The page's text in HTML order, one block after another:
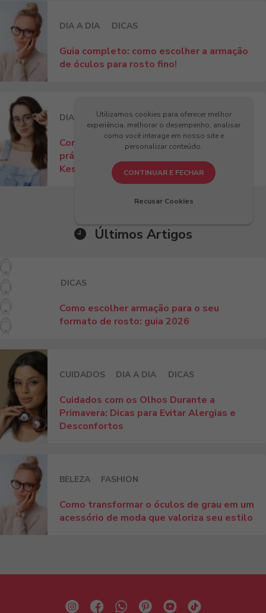
DIA A DIA DICAS
Guia completo: como escolher a armação
de óculos para rosto fino!
DIA A DIA DICAS
Como ajustar óculos no nariz? Dicas
práticas para conforto e estilo com
Kessy!
Últimos Artigos
DICAS
Como escolher armação para o seu
formato de rosto: guia 2026
CUIDADOS DIA A DIA DICAS
Cuidados com os Olhos Durante a
Primavera: Dicas para Evitar Alergias e
Desconfortos
BELEZA FASHION
Como transformar o óculos de grau em um
acessório de moda que valoriza seu estilo
Utilizamos cookies para oferecer melhor
experiência, melhorar o desempenho, analisar
como você interage em nosso site e
personalizar conteúdo.
CONTINUAR E FECHAR
Recusar Cookies